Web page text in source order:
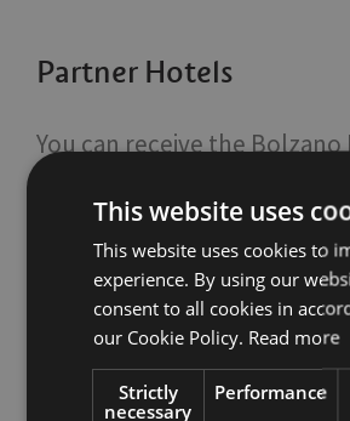
Partner Hotels
You can receive the Bolzano
free of charge by booking
partner hotels.
What's included:
This website uses
This website uses cookies to
experience. By using our
consent to all cookies in
our Cookie Policy. Read more
Strictly
necessary
Performance